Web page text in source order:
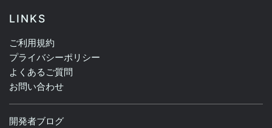
LINKS
ご利用規約
プライバシーポリシー
よくあるご質問
お問い合わせ
開発者ブログ